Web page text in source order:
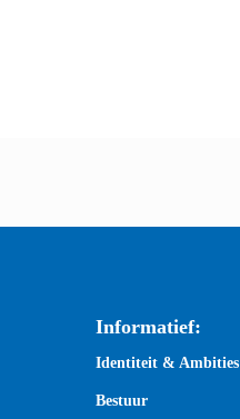
Informatief:
Identiteit & Ambities
Bestuur